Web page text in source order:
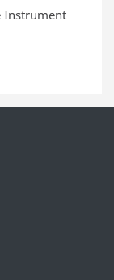
Instrument